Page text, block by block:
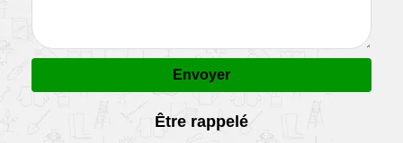
Être rappelé